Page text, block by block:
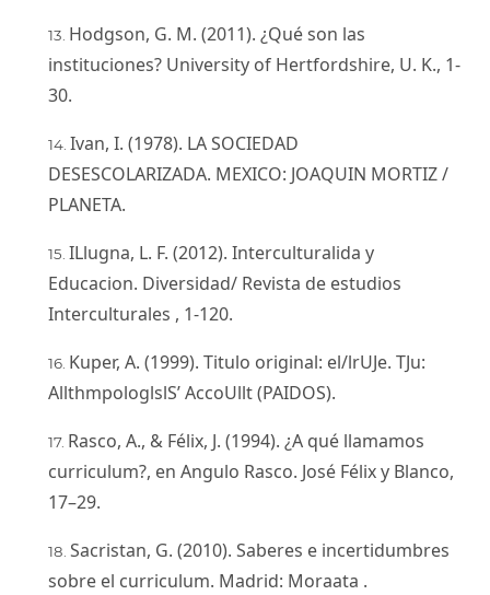
Hodgson, G. M. (2011). ¿Qué son las
instituciones? University of Hertfordshire, U. K., 1-
30.
Ivan, I. (1978). LA SOCIEDAD
DESESCOLARIZADA. MEXICO: JOAQUIN MORTIZ /
PLANETA.
ILlugna, L. F. (2012). Interculturalida y
Educacion. Diversidad/ Revista de estudios
Interculturales , 1-120.
Kuper, A. (1999). Titulo original: el/lrUJe. TJu:
AllthmpologlslS’ AccoUllt (PAIDOS).
Rasco, A., & Félix, J. (1994). ¿A qué llamamos
curriculum?, en Angulo Rasco. José Félix y Blanco,
17–29.
Sacristan, G. (2010). Saberes e incertidumbres
sobre el curriculum. Madrid: Moraata .